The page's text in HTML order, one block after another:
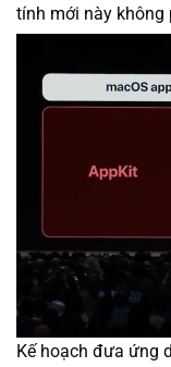
tính mới này không
Kế hoạch đưa ứng